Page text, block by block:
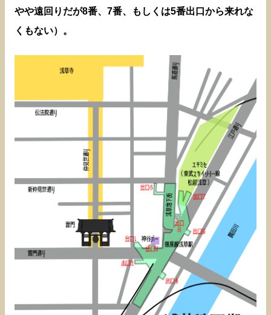
やや遠回りだが8番、7番、もしくは5番出口から来れな
くもない）。